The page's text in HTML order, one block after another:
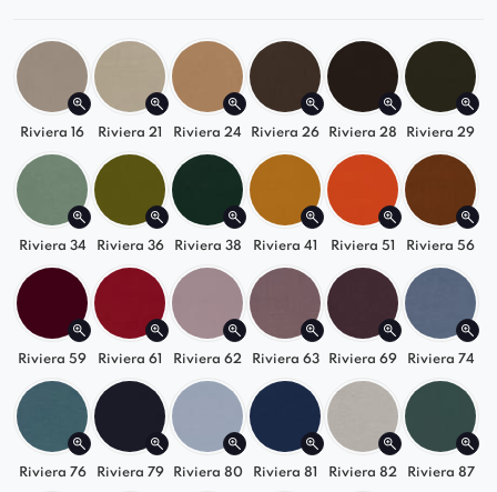
Sofa modułowa Royal to idealny wybór dla osób
szukających wygodnej i nowoczesnej kanapy do
salonu lub sypialni. Dzięki modułowej budowie
dostosowuje się do każdego wnętrza, łącząc
elegancję z funkcjonalnością.
Riviera 16 Riviera 21 Riviera 24 Riviera 26 Riviera 28 Riviera 29
Riviera 34 Riviera 36 Riviera 38 Riviera 41 Riviera 51 Riviera 56
Riviera 59 Riviera 61 Riviera 62 Riviera 63 Riviera 69 Riviera 74
Riviera 76 Riviera 79 Riviera 80 Riviera 81 Riviera 82 Riviera 87